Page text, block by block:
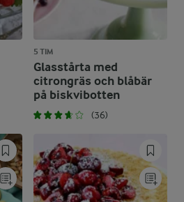
5 TIM
Glasstårta med
citrongräs och blåbär
på biskvibotten
(36)